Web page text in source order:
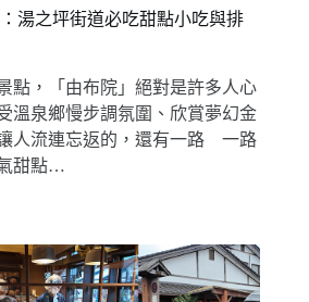
湯之坪街道必吃甜點小吃與排
點，「由布院」絕對是許多人心
溫泉鄉慢步調氛圍、欣賞夢幻金
人流連忘返的，還有一路 一路
甜點…